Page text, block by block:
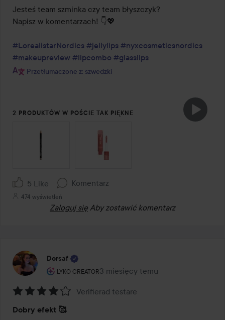
Jesteś team szminka czy team błyszczyk?
Napisz w komentarzach! 👇💖
#LorealistarNordics #jellylips #nyxcosmeticsnordics
#makeupreview #lipcombo #glasslips
Przetłumaczone z: szwedzki
2 PRODUKTÓW W POŚCIE TAK PIĘKNE
POMIŃ SEKCJĘ
5 Like Komentarz
474 wyświetleń
Zaloguj się Aby zostawić komentarz
Dorsaf
LYKO CREATOR
Rola użytkownika: Lyko Creator.
3 miesięcy temu
Post został utworzony 3 miesięcy
4
Verifierad testare
Dobry efekt 🥰